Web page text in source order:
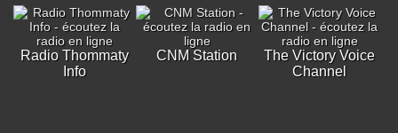
Radio Thommaty
Info
CNM Station
The Victory Voice
Channel